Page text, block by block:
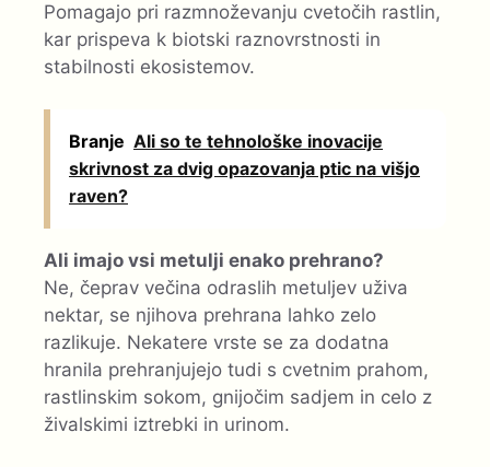
Pomagajo pri razmnoževanju cvetočih rastlin,
kar prispeva k biotski raznovrstnosti in
stabilnosti ekosistemov.
Branje Ali so te tehnološke inovacije
skrivnost za dvig opazovanja ptic na višjo
raven?
Ali imajo vsi metulji enako prehrano?
Ne, čeprav večina odraslih metuljev uživa
nektar, se njihova prehrana lahko zelo
razlikuje. Nekatere vrste se za dodatna
hranila prehranjujejo tudi s cvetnim prahom,
rastlinskim sokom, gnijočim sadjem in celo z
živalskimi iztrebki in urinom.